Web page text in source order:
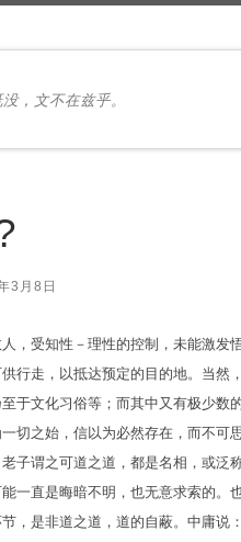
，文不在兹乎。
3月8日
，受知性－理性的控制，未能激发
行走，以抵达预定的目的地。当
于文化习俗等；而其中又有极少
切之始，信以为必然存在，而不
子谓之可道之道，都是名相，或
一直是晦暗不明，也无意求索的
，是非道之道，道的自蔽。中庸